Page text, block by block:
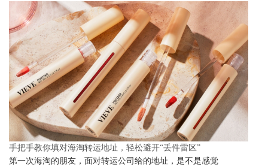
手把手教你填对海淘转运地址，轻松避开“丢件雷区”
第一次海淘的朋友，面对转运公司给的地址，是不是感觉